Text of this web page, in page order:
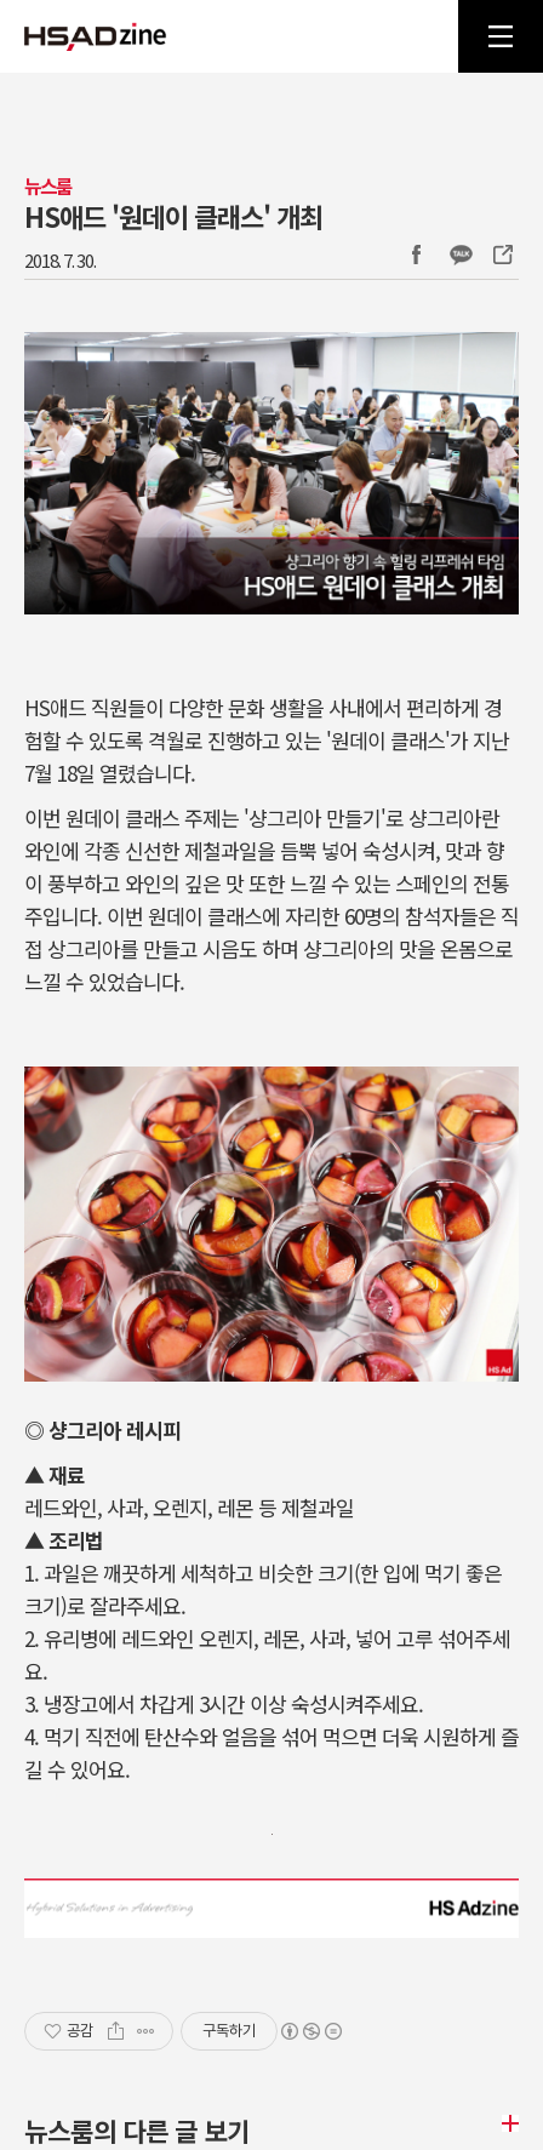
뉴스룸
HS애드 '원데이 클래스' 개최
2018. 7. 30.
HS애드 직원들이 다양한 문화 생활을 사내에서 편리하게 경
험할 수 있도록 격월로 진행하고 있는 '원데이 클래스'가 지난
7월 18일 열렸습니다.
이번 원데이 클래스 주제는 '샹그리아 만들기'로 샹그리아란
와인에 각종 신선한 제철과일을 듬뿍 넣어 숙성시켜, 맛과 향
이 풍부하고 와인의 깊은 맛 또한 느낄 수 있는 스페인의 전통
주입니다. 이번 원데이 클래스에 자리한 60명의 참석자들은 직
접 상그리아를 만들고 시음도 하며 샹그리아의 맛을 온몸으로
느낄 수 있었습니다.
◎ 샹그리아 레시피
▲ 재료
레드와인, 사과, 오렌지, 레몬 등 제철과일
▲ 조리법
1. 과일은 깨끗하게 세척하고 비슷한 크기(한 입에 먹기 좋은
크기)로 잘라주세요.
2. 유리병에 레드와인 오렌지, 레몬, 사과, 넣어 고루 섞어주세
요.
3. 냉장고에서 차갑게 3시간 이상 숙성시켜주세요.
4. 먹기 직전에 탄산수와 얼음을 섞어 먹으면 더욱 시원하게 즐
길 수 있어요.
공감 구독하기
뉴스룸의 다른 글 보기